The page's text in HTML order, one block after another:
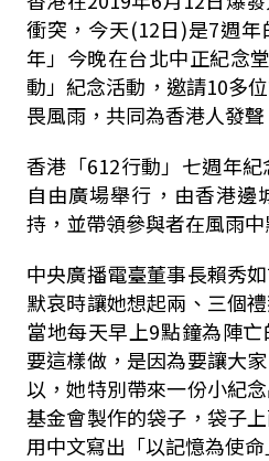
衝突，今天(12日)是7週
年」今晚在台北中正紀念
動」紀念活動，邀請10多
畏風雨，共同為香港人發聲
香港「612行動」七週年
自由廣場舉行，由香港邊
持，並帶領參與者在風雨中
中央廣播電臺董事長賴秀
默哀時讓她想起兩、三個
當地每天早上9點鐘為陣
要這樣做，是因為要讓大
以，她特別帶來一份小紀
基金會製作的袋子，袋子
用中文寫出「以記憶為使命